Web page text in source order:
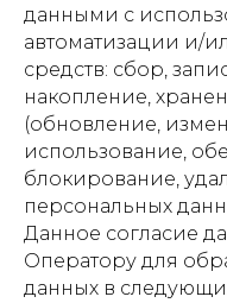
данными с
автоматизации и/
средств: сбор,
накопление,
(обновление,
использование,
блокирование,
персональных
Данное согласие
Оператору для
данных в